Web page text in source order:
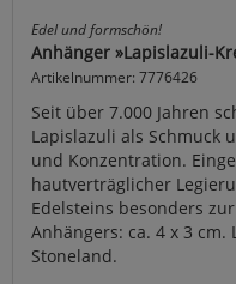
Edel und formschön!
Anhänger »Lapislazuli-
Artikelnummer: 7776426
Seit über 7.000 Jahren
Lapislazuli als Schmuck
und Konzentration.
hautverträglicher
Edelsteins besonders
Anhängers: ca. 4 x 3
Stoneland.